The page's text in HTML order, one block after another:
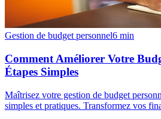
Gestion de budget personnel6 min
Comment Améliorer Votre
Étapes Simples
Maîtrisez votre gestion de budget
simples et pratiques. Transformez vos